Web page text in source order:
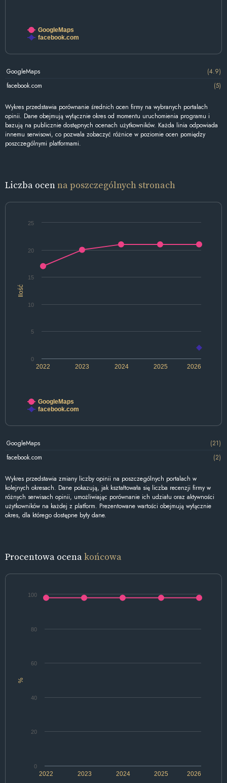
GoogleMaps
facebook.com
GoogleMaps
(4.9)
facebook.com
(5)
Wykres przedstawia porównanie średnich ocen firmy na wybranych portalach
opinii. Dane obejmują wyłącznie okres od momentu uruchomienia programu i
bazują na publicznie dostępnych ocenach użytkowników. Każda linia odpowiada
innemu serwisowi, co pozwala zobaczyć różnice w poziomie ocen pomiędzy
poszczególnymi platformami.
Liczba ocenna poszczególnych stronach
Ilość
2022 2024 2026
2023 2025
0
5
10
15
20
25
GoogleMaps
facebook.com
GoogleMaps
(21)
facebook.com
(2)
Wykres przedstawia zmiany liczby opinii na poszczególnych portalach w
kolejnych okresach. Dane pokazują, jak kształtowała się liczba recenzji firmy w
różnych serwisach opinii, umożliwiając porównanie ich udziału oraz aktywności
użytkowników na każdej z platform. Prezentowane wartości obejmują wyłącznie
okres, dla którego dostępne były dane.
Procentowa ocenakońcowa
%
2022 2024 2026
2023 2025
0
20
40
60
80
100